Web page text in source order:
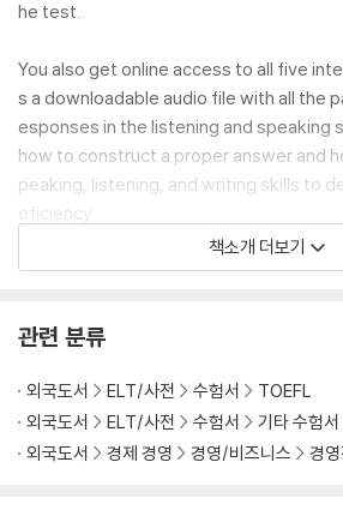
he test.
You also get online access to all five
s a downloadable audio file with all the
esponses in the listening and speaking
how to construct a proper answer and
peaking, listening, and writing skills to
oficiency.
The book features:
- 5 full-length sample TOEFL tests that
- Real TOEFL essay-writing prompts
- Sample responses for the speaking
책소개 더보기
관련 분류
외국도서 ELT/사전 수험서
TOEFL
외국도서
ELT/사전 수험서
기타 수험서
외국도서
경제 경영 경영/비즈니스 경